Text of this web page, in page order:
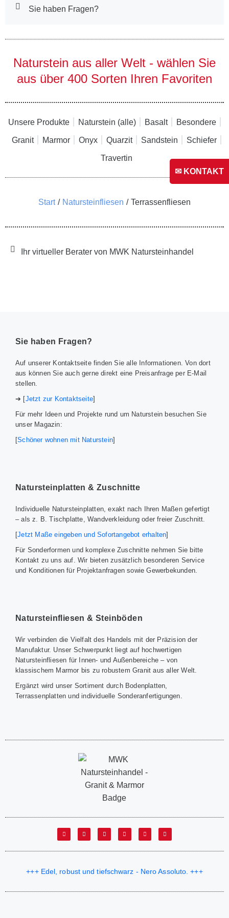
Sie haben Fragen?
Naturstein aus aller Welt - wählen Sie
aus über 400 Sorten Ihren Favoriten
Unsere Produkte Naturstein (alle) Basalt Besondere
Granit Marmor Onyx Quarzit Sandstein Schiefer
Travertin
Sie befinden sich hier:
Start Natursteinfliesen Terrassenfliesen
Ihr virtueller Berater von MWK Natursteinhandel
Sie haben Fragen?
Auf unserer Kontaktseite finden Sie alle Informationen. Von dort
aus können Sie auch gerne direkt eine Preisanfrage per E-Mail
stellen.
➔ [Jetzt zur Kontaktseite]
Für mehr Ideen und Projekte rund um Naturstein besuchen Sie
unser Magazin:
[Schöner wohnen mit Naturstein]
Natursteinplatten & Zuschnitte
Individuelle Natursteinplatten, exakt nach Ihren Maßen gefertigt
– als z. B. Tischplatte, Wandverkleidung oder freier Zuschnitt.
[Jetzt Maße eingeben und Sofortangebot erhalten]
Für Sonderformen und komplexe Zuschnitte nehmen Sie bitte
Kontakt zu uns auf. Wir bieten zusätzlich besonderen Service
und Konditionen für Projektanfragen sowie Gewerbekunden.
Natursteinfliesen & Steinböden
Wir verbinden die Vielfalt des Handels mit der Präzision der
Manufaktur. Unser Schwerpunkt liegt auf hochwertigen
Natursteinfliesen für Innen- und Außenbereiche – von
klassischem Marmor bis zu robustem Granit aus aller Welt.
Ergänzt wird unser Sortiment durch Bodenplatten,
Terrassenplatten und individuelle Sonderanfertigungen.
+++ Edel, robust und tiefschwarz - Nero Assoluto. +++
✉ KONTAKT